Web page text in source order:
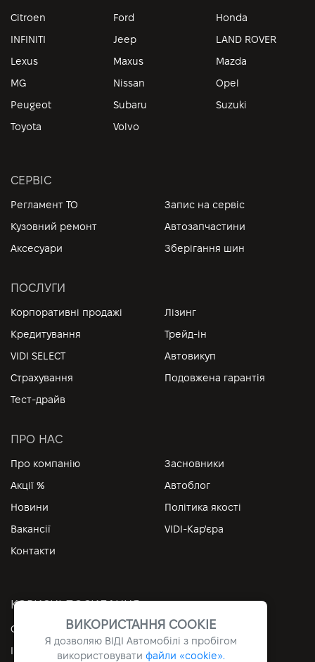
Citroen Ford
Honda
INFINITI
Jeep
LAND ROVER
Lexus
Maxus
Mazda
MG
Nissan
Opel
Peugeot
Subaru
Suzuki
Toyota
Volvo
СЕРВІС
Регламент ТО
Запис на сервіс
Кузовний ремонт
Автозапчастини
Аксесуари
Зберігання шин
ПОСЛУГИ
Корпоративні продажі
Лізинг
Кредитування
Трейд-ін
VIDI SELECT
Автовикуп
Страхування
Подовжена гарантія
Тест-драйв
ПРО НАС
Про компанію
Засновники
Акції %
Автоблог
Новини
Політика якості
Вакансії
VIDI-Кар'єра
Контакти
КОРИСНІ ПОСИЛАННЯ
Особистий кабінет
Контакти
Інформація
ВИКОРИСТАННЯ COOKIE
Я дозволяю ВІДІ Автомобілі з пробігом
використовувати файли «cookie».